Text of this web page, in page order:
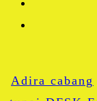
Adira cabang